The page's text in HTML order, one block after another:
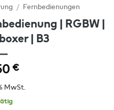
/ Fernbedienungen
| RGBW |
| B3
€
MwSt.